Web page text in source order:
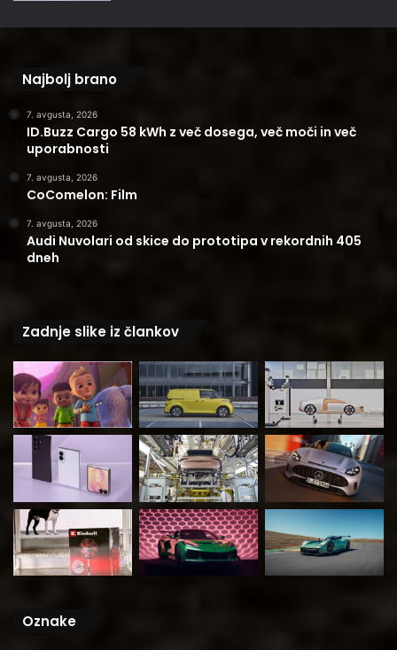
Najbolj brano
7. avgusta, 2026
ID.Buzz Cargo 58 kWh z več dosega, več moči in več
uporabnosti
7. avgusta, 2026
CoComelon: Film
7. avgusta, 2026
Audi Nuvolari od skice do prototipa v rekordnih 405
dneh
Zadnje slike iz člankov
Oznake